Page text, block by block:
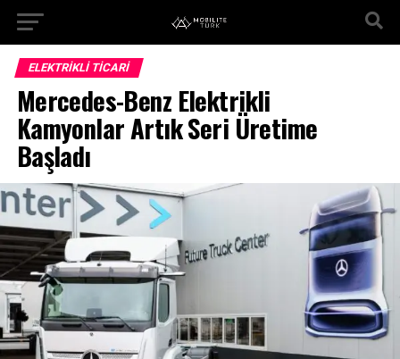
ELEKTRIKLI TICARI
Mercedes-Benz Elektrikli
Kamyonlar Artık Seri Üretime
Başladı